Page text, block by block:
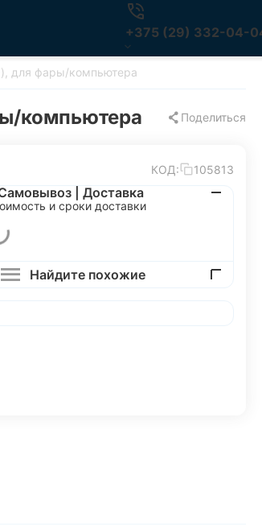
+375 (29) 332-04-
для фары/компьютера
компьютера Поделиться
КОД: 105813
| Доставка
и сроки доставки
Найдите похожие